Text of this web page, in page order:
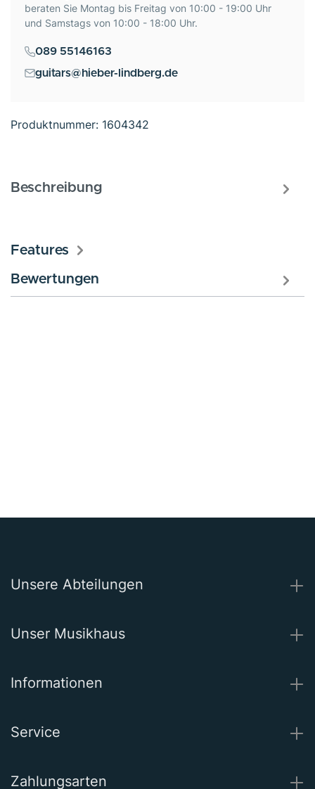
Produktnummer: 1604342
beraten Sie Montag bis Freitag von 10:00 - 19:00 Uhr
und Samstags von 10:00 - 18:00 Uhr.
089 55146163
guitars@hieber-lindberg.de
Beschreibung
Features
Bewertungen
Unsere Abteilungen
Unser Musikhaus
Informationen
Service
Zahlungsarten